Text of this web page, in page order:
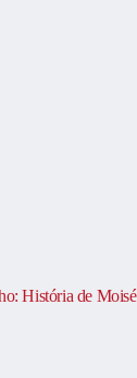
História de